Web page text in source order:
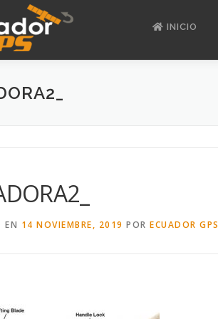
INICIO
EN 14 NOVIEMBRE, 2019 POR ECUADOR GPS